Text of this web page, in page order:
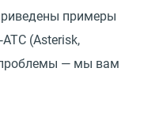
примеры
(Asterisk,
проблемы — мы вам